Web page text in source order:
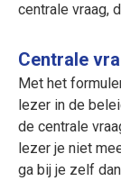
centrale vraag,
Centrale
Met het
lezer in de
de centrale
lezer je niet
ga bij je zelf